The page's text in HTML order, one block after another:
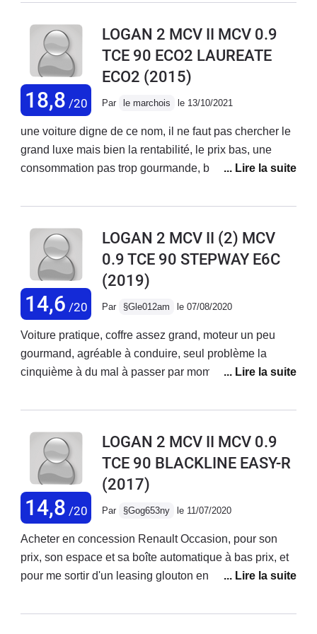
accoudoir. Design sympa. Plastiques et finitions
intérieurs simples et rudes mais solides Ventilation
bruyante Achetée neuve il y a quatre ans parcouru +
de 80 000km jamais aucun problème même les
plaquettes sont d'origines
18,8 /20
LOGAN 2 MCV II MCV 0.9
TCE 90 ECO2 LAUREATE
ECO2 (2015)
Par le marchois le 13/10/2021
une voiture digne de ce nom, il ne faut pas chercher le
grand luxe mais bien la rentabilité, le prix bas, une
consommation pas trop gourmande, bref une voiture
euros pour l'entretien 60000 km).Grand coffre pour
usure des pneus impeccable (pneus été 48000 km,
pneus hiver 12000 km).Si je devais changer de voiture,
je reprend une dacia sans hésiter.
14,6 /20
LOGAN 2 MCV II (2) MCV
0.9 TCE 90 STEPWAY E6C
(2019)
Par §Gle012am le 07/08/2020
Voiture pratique, coffre assez grand, moteur un peu
gourmand, agréable à conduire, seul problème la
cinquième à du mal à passer par moment, la marche
aussi manque un peu de puissance il aurait fallu 100ch
design classique, suspension un peu ferme, sièges
confortables.
14,8 /20
LOGAN 2 MCV II MCV 0.9
TCE 90 BLACKLINE EASY-R
(2017)
Par §Gog653ny le 11/07/2020
Acheter en concession Renault Occasion, pour son
prix, son espace et sa boîte automatique à bas prix, et
pour me sortir d'un leasing glouton en Euros.La Logan
pratique, spacieuse, les équipements nécessaires sont